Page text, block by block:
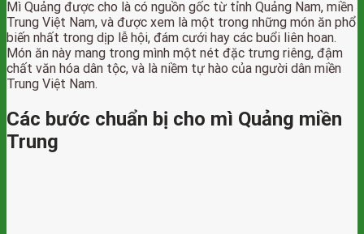
Mì Quảng được cho là có nguồn gốc từ tỉnh Quảng Nam, miền
Trung Việt Nam, và được xem là một trong những món ăn phổ
biến nhất trong dịp lễ hội, đám cưới hay các buổi liên hoan.
Món ăn này mang trong mình một nét đặc trưng riêng, đậm
chất văn hóa dân tộc, và là niềm tự hào của người dân miền
Trung Việt Nam.
Các bước chuẩn bị cho mì Quảng miền
Trung